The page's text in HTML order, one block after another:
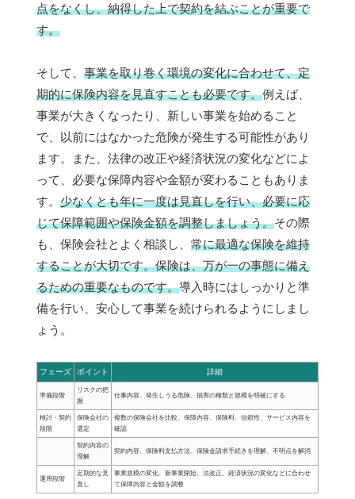
点をなくし、納得した上で契約を結ぶことが重要で
す。
そして、 事業を取り巻く環境の変化に合わせて、定
期的に保険内容を見直すことも必要です。例えば、
事業が大きくなったり、新しい事業を始めること
で、以前にはなかった危険が発生する可能性があり
ます。また、法律の改正や経済状況の変化などによ
って、必要な保障内容や金額が変わることもありま
す。 少なくとも年に一度は見直しを行い、必要に応
じて保障範囲や保険金額を調整しましょう。その際
も、保険会社とよく相談し、 常に最適な保険を維持
することが大切です。保険は、万が一の事態に備え
るための重要なものです。導入時にはしっかりと準
備を行い、安心して事業を続けられるようにしまし
ょう。
フェーズ ポイント 詳細
準備段階
リスクの把
握
仕事内容、発生しうる危険、損害の種類と規模を明確にする
検討・契約
段階
保険会社の
選定
複数の保険会社を比較、保障内容、保険料、信頼性、サービス内容を
確認
契約内容の
理解
契約内容、保険料支払方法、保険金請求手続きを理解、不明点を解消
運用段階
定期的な見
直し
事業規模の変化、新事業開始、法改正、経済状況の変化などに合わせ
て保障内容と金額を調整